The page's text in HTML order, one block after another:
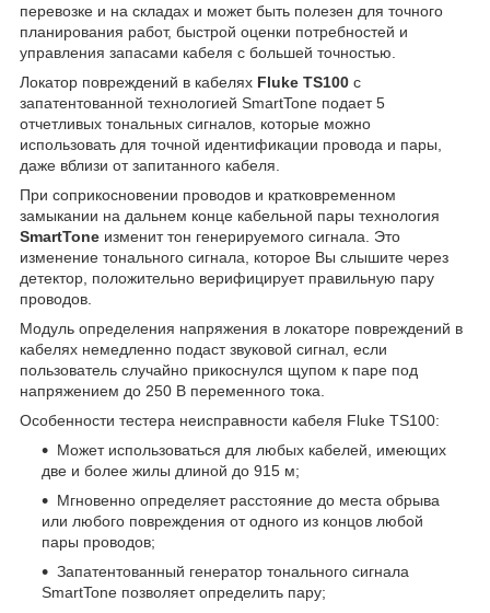
перевозке и на складах и может быть полезен для точного
планирования работ, быстрой оценки потребностей и
управления запасами кабеля с большей точностью.
Локатор повреждений в кабелях Fluke TS100 с
запатентованной технологией SmartTone подает 5
отчетливых тональных сигналов, которые можно
использовать для точной идентификации провода и пары,
даже вблизи от запитанного кабеля.
При соприкосновении проводов и кратковременном
замыкании на дальнем конце кабельной пары технология
SmartTone изменит тон генерируемого сигнала. Это
изменение тонального сигнала, которое Вы слышите через
детектор, положительно верифицирует правильную пару
проводов.
Модуль определения напряжения в локаторе повреждений в
кабелях немедленно подаст звуковой сигнал, если
пользователь случайно прикоснулся щупом к паре под
напряжением до 250 В переменного тока.
Особенности тестера неисправности кабеля Fluke TS100:
Может использоваться для любых кабелей, имеющих
две и более жилы длиной до 915 м;
Мгновенно определяет расстояние до места обрыва
или любого повреждения от одного из концов любой
пары проводов;
Запатентованный генератор тонального сигнала
SmartTone позволяет определить пару;